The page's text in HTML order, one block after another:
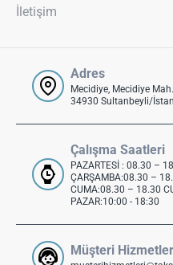
İletişim
Adres
Mecidiye, Mecidiye
34930 Sultanbeyli/
Çalışma Saatleri
PAZARTESİ : 08.30 –
ÇARŞAMBA:08.30 –
CUMA:08.30 – 18.30
PAZAR:10:00 - 18:30
Müşteri